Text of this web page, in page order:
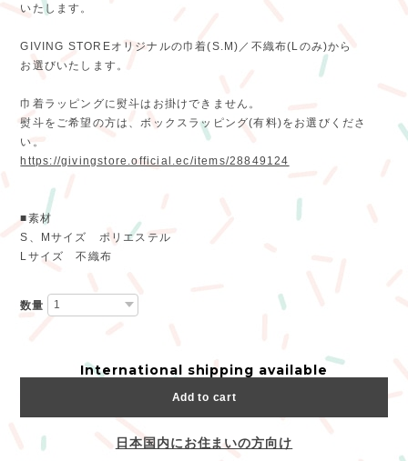
いたします。
GIVING STOREオリジナルの巾着(S.M)／不織布(Lのみ)から
お選びいたします。
巾着ラッピングに熨斗はお掛けできません。
熨斗をご希望の方は、ボックスラッピング(有料)をお選びくださ
い。
https://givingstore.official.ec/items/28849124
■素材
S、Mサイズ ポリエステル
Lサイズ 不織布
数量
International shipping available
Add to cart
日本国内にお住まいの方向け